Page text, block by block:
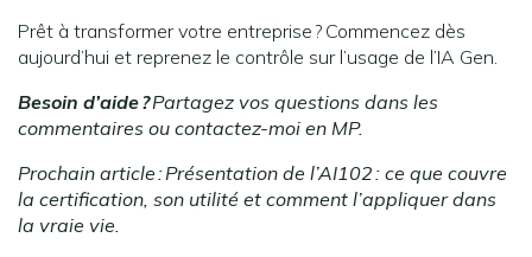
Prêt à transformer votre entreprise ? Commencez dès
aujourd’hui et reprenez le contrôle sur l’usage de l’IA Gen.
Besoin d’aide?Partagez vos questions dans les
commentaires ou contactez-moi en MP.
Prochain article : Présentation de l’AI102: ce que couvre
la certification, son utilité et comment l’appliquer dans
la vraie vie.